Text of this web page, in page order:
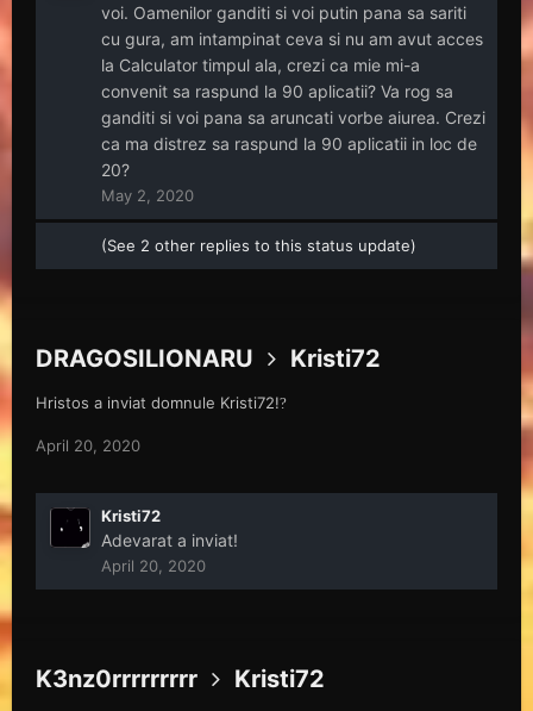
voi. Oamenilor ganditi si voi putin pana sa sariti
cu gura, am intampinat ceva si nu am avut acces
la Calculator timpul ala, crezi ca mie mi-a
convenit sa raspund la 90 aplicatii? Va rog sa
ganditi si voi pana sa aruncati vorbe aiurea. Crezi
ca ma distrez sa raspund la 90 aplicatii in loc de
20?
May 2, 2020
(See 2 other replies to this status update)
DRAGOSILIONARU Kristi72
Hristos a inviat domnule Kristi72!?
April 20, 2020
Kristi72
Adevarat a inviat!
April 20, 2020
K3nz0rrrrrrrrr Kristi72